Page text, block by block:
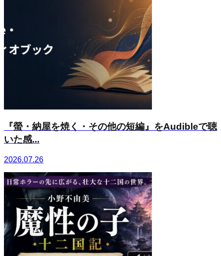
『螢・納屋を焼く・その他の短編』をAudibleで聴
いた感...
2026.07.26